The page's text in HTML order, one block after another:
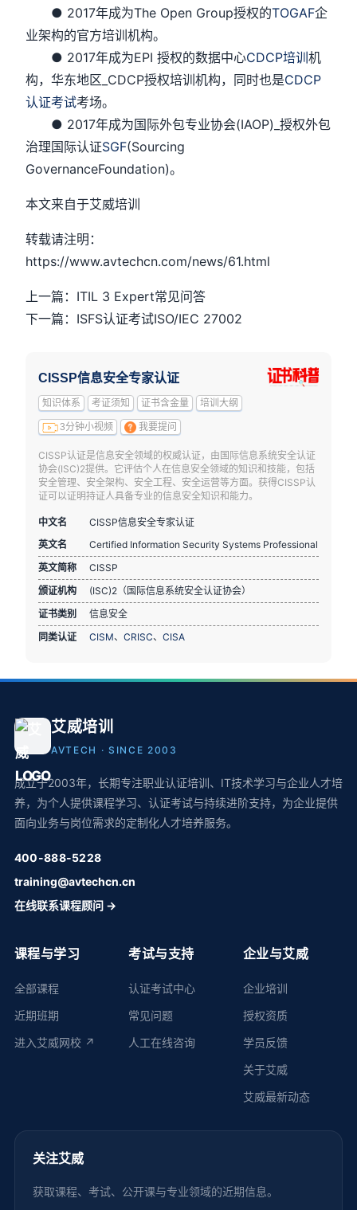
● 2017年成为The Open Group授权的TOGAF企
业架构的官方培训机构。
● 2017年成为EPI 授权的数据中心CDCP培训机
构，华东地区_CDCP授权培训机构，同时也是CDCP
认证考试考场。
● 2017年成为国际外包专业协会(IAOP)_授权外包
治理国际认证SGF(Sourcing
GovernanceFoundation)。
本文来自于艾威培训
转载请注明：
https://www.avtechcn.com/news/61.html
上一篇：ITIL 3 Expert常见问答
下一篇：ISFS认证考试ISO/IEC 27002
CISSP信息安全专家认证
知识体系 考证须知 证书含金量 培训大纲
3分钟小视频 我要提问
CISSP认证是信息安全领域的权威认证，由国际信息系统安全认证
协会(ISC)2提供。它评估个人在信息安全领域的知识和技能，包括
安全管理、安全架构、安全工程、安全运营等方面。获得CISSP认
证可以证明持证人具备专业的信息安全知识和能力。
中文名
CISSP信息安全专家认证
英文名
Certified Information Security Systems Professional
英文简称
CISSP
颁证机构
(ISC)2（国际信息系统安全认证协会）
证书类别
信息安全
同类认证
CISM、CRISC、CISA
艾威培训
AVTECH · SINCE 2003
成立于2003年，长期专注职业认证培训、IT技术学习与企业人才培
养，为个人提供课程学习、认证考试与持续进阶支持，为企业提供
面向业务与岗位需求的定制化人才培养服务。
400-888-5228
training@avtechcn.cn
在线联系课程顾问 →
课程与学习
全部课程
近期班期
进入艾威网校 ↗
考试与支持
认证考试中心
常见问题
人工在线咨询
企业与艾威
企业培训
授权资质
学员反馈
关于艾威
艾威最新动态
关注艾威
获取课程、考试、公开课与专业领域的近期信息。